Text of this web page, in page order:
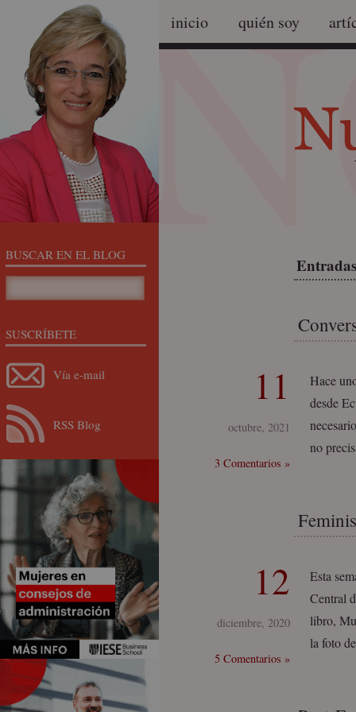
inicio quién soy
11
octubre, 2021
3 Comentarios »
Hace
desde
no
12
diciembre, 2020
5 Comentarios »
Esta
Central
libro,
la foto
BUSCAR EN EL BLOG
SUSCRÍBETE
Vía e-mail
RSS Blog